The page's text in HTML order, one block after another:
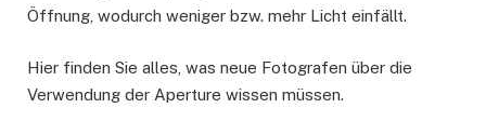
Öffnung, wodurch weniger bzw. mehr Licht einfällt.
Hier finden Sie alles, was neue Fotografen über die
Verwendung der Aperture wissen müssen.